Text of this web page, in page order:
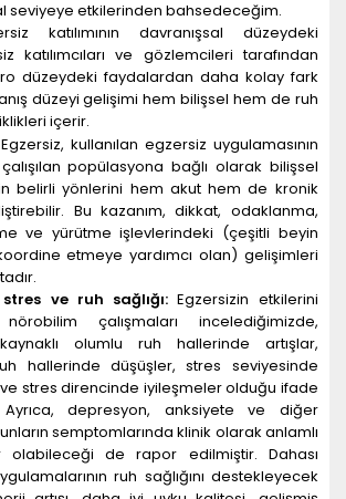
seviyeye etkilerinden bahsedeceğim.
katılımının davranışsal düzeydeki
katılımcıları ve gözlemcileri tarafından
düzeydeki faydalardan daha kolay fark
düzeyi gelişimi hem bilişsel hem de ruh
içerir.
Egzersiz, kullanılan egzersiz uygulamasının
popülasyona bağlı olarak bilişsel
belirli yönlerini hem akut hem de kronik
Bu kazanım, dikkat, odaklanma,
ve yürütme işlevlerindeki (çeşitli beyin
etmeye yardımcı olan) gelişimleri
ve ruh sağlığı: Egzersizin etkilerini
çalışmaları incelediğimizde,
olumlu ruh hallerinde artışlar,
hallerinde düşüşler, stres seviyesinde
stres direncinde iyileşmeler olduğu ifade
Ayrıca, depresyon, anksiyete ve diğer
semptomlarında klinik olarak anlamlı
olabileceği de rapor edilmiştir. Dahası
ruh sağlığını destekleyecek